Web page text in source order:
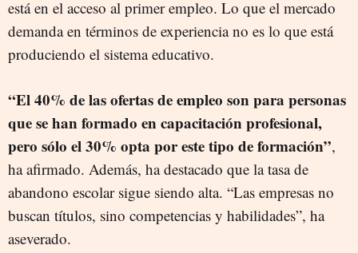
está en el acceso al primer empleo. Lo que el mercado
demanda en términos de experiencia no es lo que está
produciendo el sistema educativo.
“El 40% de las ofertas de empleo son para personas
que se han formado en capacitación profesional,
pero sólo el 30% opta por este tipo de formación”,
ha afirmado. Además, ha destacado que la tasa de
abandono escolar sigue siendo alta. “Las empresas no
buscan títulos, sino competencias y habilidades”, ha
aseverado.